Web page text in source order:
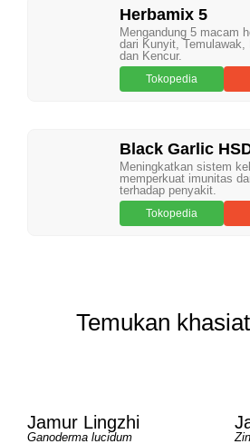
Herbamix 5
Mengandung 5 macam
dari Kunyit, Temulawak,
dan Kencur.
Tokopedia
Black Garlic
Meningkatkan sistem
memperkuat imunitas
terhadap penyakit.
Tokopedia
Temukan
Jamur Lingzhi
Ganoderma lucidum